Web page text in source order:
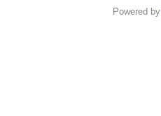
Powered by